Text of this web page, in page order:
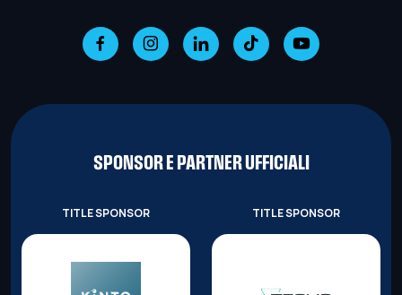
SPONSOR E PARTNER UFFICIALI
TITLE SPONSOR TITLE SPONSOR